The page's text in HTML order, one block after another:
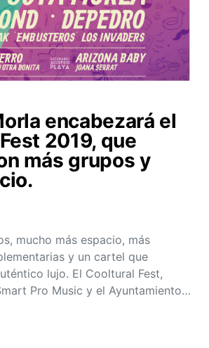
encabezará el
2019, que
más grupos y
mucho más espacio, más
y un cartel que
lujo. El Cooltural Fest,
Pro Music y el Ayuntamiento…